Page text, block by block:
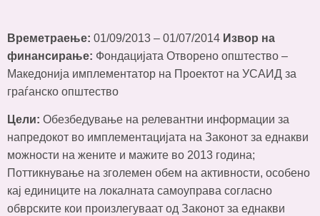
Времетраење: 01/09/2013 – 01/07/2014 Извор на
финансирање: Фондацијата Отворено општество –
Македонија имплементатор на Проектот на УСАИД за
граѓанско општество
Цели: Обезбедување на релевантни информации за
напредокот во имплементацијата на Законот за еднакви
можности на жените и мажите во 2013 година;
Поттикнување на зголемен обем на активности, особено
кај единиците на локалната самоуправа согласно
обврските кои произлегуваат од Законот за еднакви